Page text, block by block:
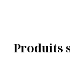
Produits